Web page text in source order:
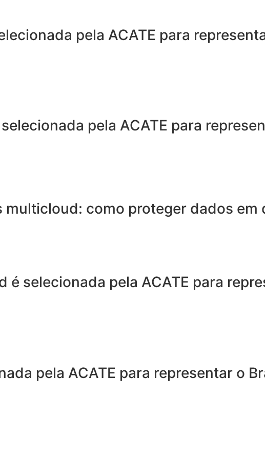
pela ACATE para
pela ACATE para
multicloud: como proteger dados em
selecionada pela ACATE para
pela ACATE para representar o